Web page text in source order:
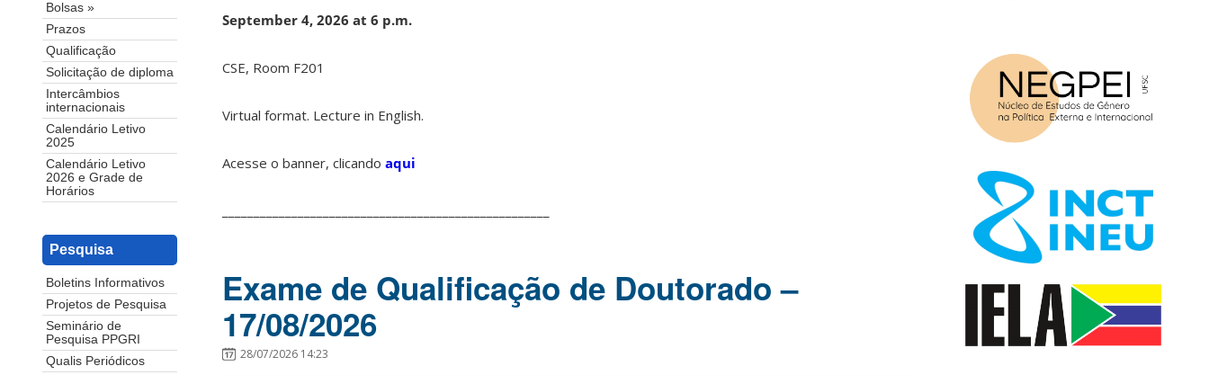
Bolsas »
Prazos
Qualificação
Solicitação de diploma
Intercâmbios
internacionais
Calendário Letivo
2025
Calendário Letivo
2026 e Grade de
Horários
Pesquisa
Boletins Informativos
Projetos de Pesquisa
Seminário de
Pesquisa PPGRI
Qualis Periódicos
September 4, 2026 at 6 p.m.
CSE, Room F201
Virtual format. Lecture in English.
Acesse o banner, clicando aqui
Exame de Qualificação de Doutorado –
17/08/2026
28/07/2026 14:23